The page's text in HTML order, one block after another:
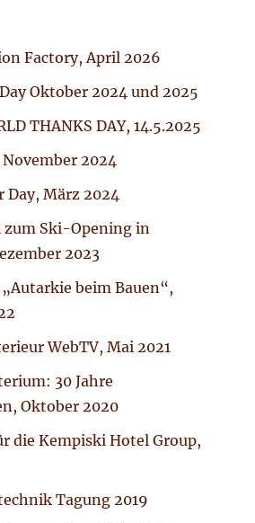
Factory, April 2026
Oktober 2024 und 2025
THANKS DAY, 14.5.2025
2024
Day, März 2024
zum Ski-Opening in
2023
beim Bauen“,
WebTV, Mai 2021
30 Jahre
Oktober 2020
die Kempiski Hotel Group,
Tagung 2019